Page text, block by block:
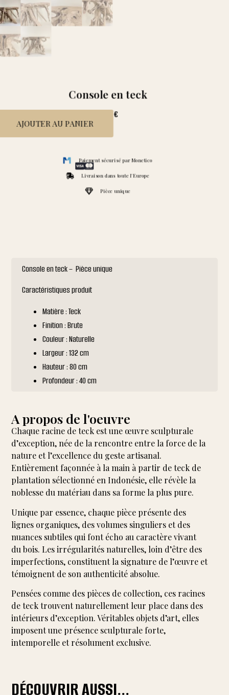
Console en teck
€
AJOUTER AU PANIER
Paiement sécurisé par Monetico
Livraison dans toute l'Europe
Pièce unique
Console en teck – Pièce unique
Caractéristiques produit
Matière : Teck
Finition : Brute
Couleur : Naturelle
Largeur : 132 cm
Hauteur : 80 cm
Profondeur : 40 cm
A propos de l'oeuvre
Chaque racine de teck est une œuvre sculpturale
d’exception, née de la rencontre entre la force de la
nature et l’excellence du geste artisanal.
Entièrement façonnée à la main à partir de teck de
plantation sélectionné en Indonésie, elle révèle la
noblesse du matériau dans sa forme la plus pure.
Unique par essence, chaque pièce présente des
lignes organiques, des volumes singuliers et des
nuances subtiles qui font écho au caractère vivant
du bois. Les irrégularités naturelles, loin d’être des
imperfections, constituent la signature de l’œuvre et
témoignent de son authenticité absolue.
Pensées comme des pièces de collection, ces racines
de teck trouvent naturellement leur place dans des
intérieurs d’exception. Véritables objets d’art, elles
imposent une présence sculpturale forte,
intemporelle et résolument exclusive.
DÉCOUVRIR AUSSI...